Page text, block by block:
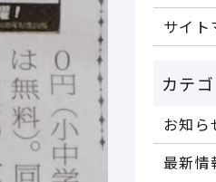
サイト
お知ら
最新情